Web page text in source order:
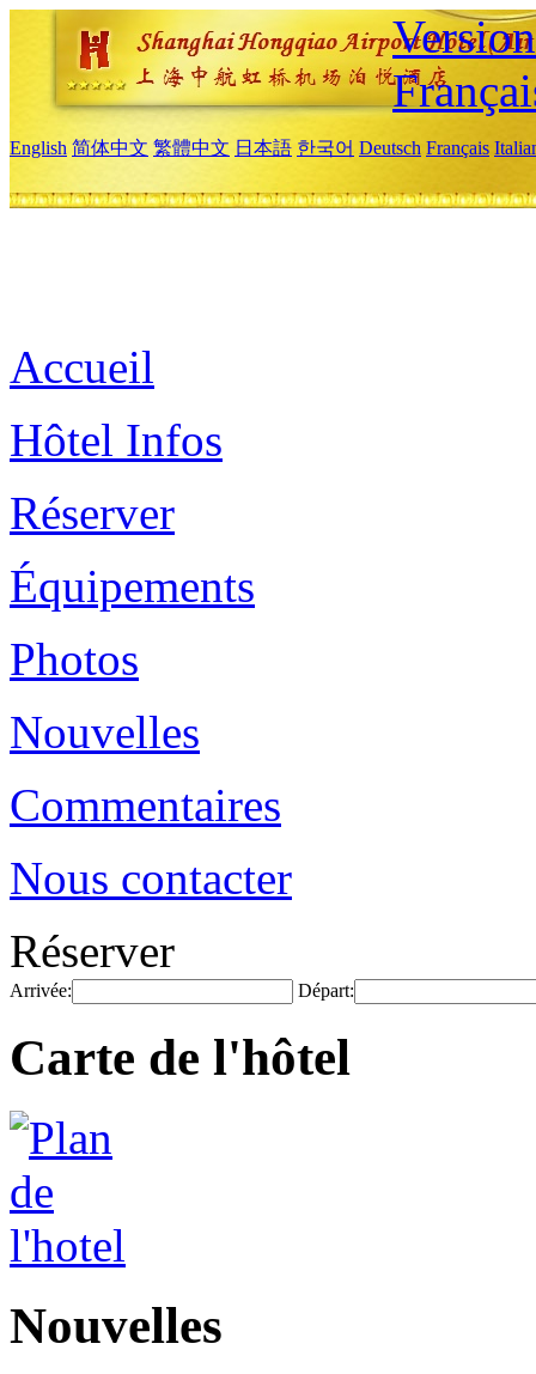
English 简体中文 繁體中文 日本語 한국어 Deutsch Français
Accueil
Hôtel Infos
Réserver
Équipements
Photos
Nouvelles
Commentaires
Nous contacter
Réserver
Arrivée: Départ:
Carte de l'hôtel
Nouvelles